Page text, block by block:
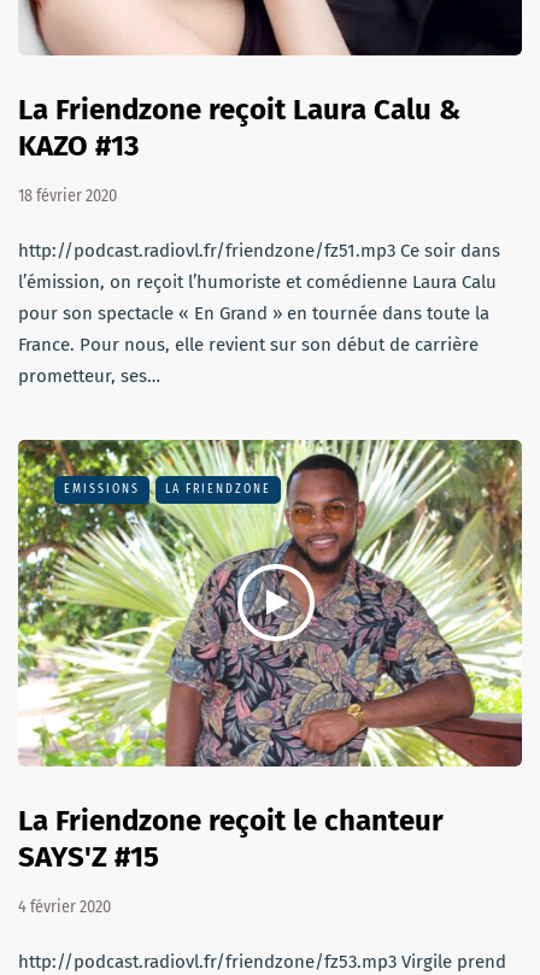
La Friendzone reçoit Laura Calu &
KAZO #13
18 février 2020
http://podcast.radiovl.fr/friendzone/fz51.mp3 Ce soir dans
l’émission, on reçoit l’humoriste et comédienne Laura Calu
pour son spectacle « En Grand » en tournée dans toute la
France. Pour nous, elle revient sur son début de carrière
prometteur, ses…
EMISSIONS LA FRIENDZONE
La Friendzone reçoit le chanteur
SAYS'Z #15
4 février 2020
http://podcast.radiovl.fr/friendzone/fz53.mp3 Virgile prend